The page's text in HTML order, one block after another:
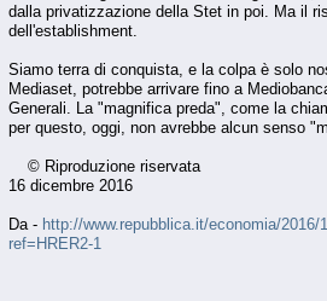
dalla privatizzazione della Stet in poi. Ma il
dell'establishment.
Siamo terra di conquista, e la colpa è solo
Mediaset, potrebbe arrivare fino a
Generali. La "magnifica preda", come la
per questo, oggi, non avrebbe alcun senso
© Riproduzione riservata
16 dicembre 2016
Da - http://www.repubblica.it/economia/
ref=HRER2-1